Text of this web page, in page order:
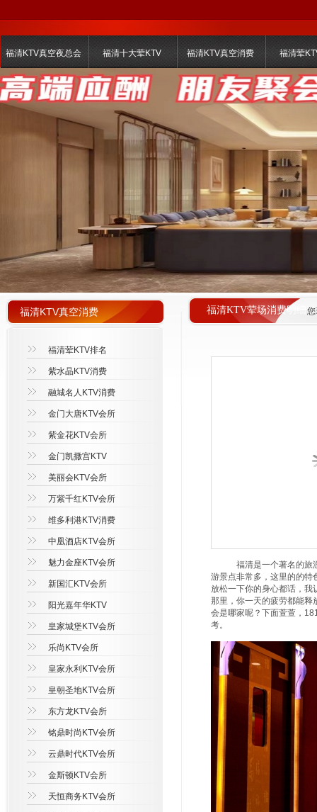
福清KTV真空夜总会 福清十大荤KTV 福清KTV真空消费 福清荤
福清KTV荤场消费明细
福清KTV真空消费
福清荤KTV排名
紫水晶KTV消费
融城名人KTV消费
金门大唐KTV会所
紫金花KTV会所
金门凯撒宫KTV
美丽会KTV会所
万紫千红KTV会所
维多利港KTV消费
中凰酒店KTV会所
魅力金座KTV会所
新国汇KTV会所
阳光嘉年华KTV
皇家城堡KTV会所
乐尚KTV会所
皇家永利KTV会所
皇朝圣地KTV会所
东方龙KTV会所
铭鼎时尚KTV会所
云鼎时代KTV会所
金斯顿KTV会所
天恒商务KTV会所
福清是一个著名的旅游
游景点非常多，这里的的特
放松一下你的身心都话，
那里，你一天的疲劳都能释
会是哪家呢？下面萱萱，
考。